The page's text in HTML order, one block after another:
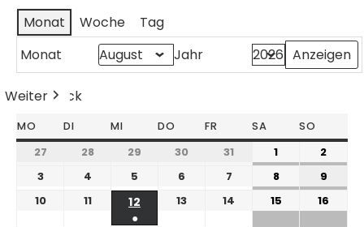
Monat Woche
Tag
Monat
Jahr
Zurück
Heute
Weiter
MO DI MI DO FR SA SO
27 28 29 30 31 1
2
3
4 5 6 7 8
9
10
11
12
●
13 14 15 16